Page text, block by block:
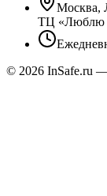
Москва,
ТЦ «Люблю
© 2026 InSafe.ru —